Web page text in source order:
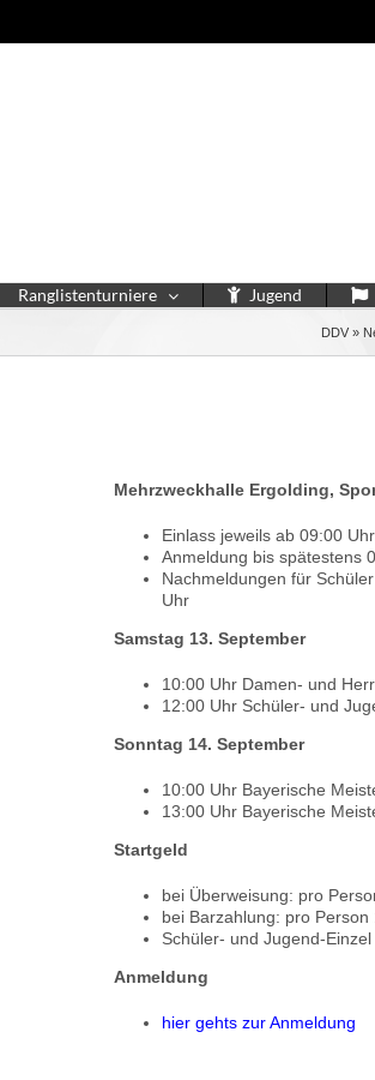
Ranglistenturniere Jugend
DDV »
Mehrzweckhalle Ergolding,
Einlass jeweils ab 09:00 Uhr
Anmeldung bis spätestens
Nachmeldungen für
Uhr
Samstag 13. September
10:00 Uhr Damen- und
12:00 Uhr Schüler- und
Sonntag 14. September
10:00 Uhr Bayerische
13:00 Uhr Bayerische
Startgeld
bei Überweisung: pro
bei Barzahlung: pro
Schüler- und Jugend-Einzel
Anmeldung
hier gehts zur Anmeldung